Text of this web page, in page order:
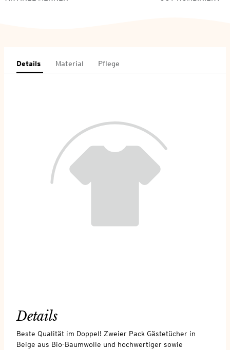
Details Material Pflege
Details
Beste Qualität im Doppel! Zweier Pack Gästetücher in
Beige aus Bio-Baumwolle und hochwertiger sowie